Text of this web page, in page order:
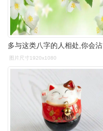
图片尺寸1920x1080